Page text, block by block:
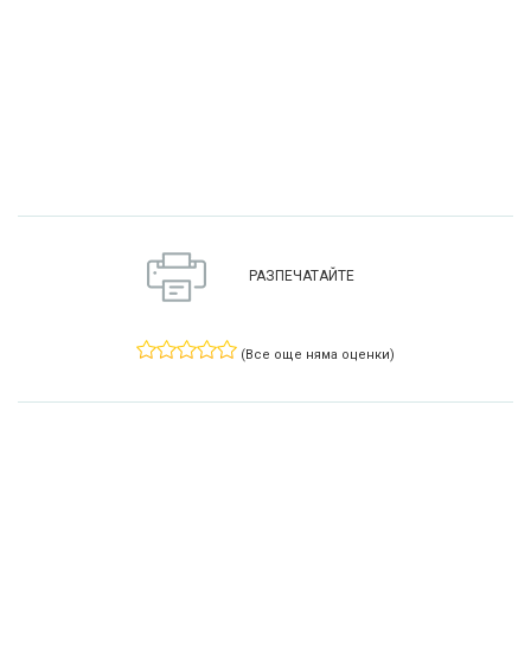
РАЗПЕЧАТАЙТЕ
(Все още няма оценки)